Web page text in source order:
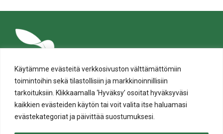
Käytämme evästeitä verkkosivuston välttämättömiin
toimintoihin sekä tilastollisiin ja markkinoinnillisiin
tarkoituksiin. Klikkaamalla ‘Hyväksy’ osoitat hyväksyväsi
kaikkien evästeiden käytön tai voit valita itse haluamasi
evästekategoriat ja päivittää suostumuksesi.